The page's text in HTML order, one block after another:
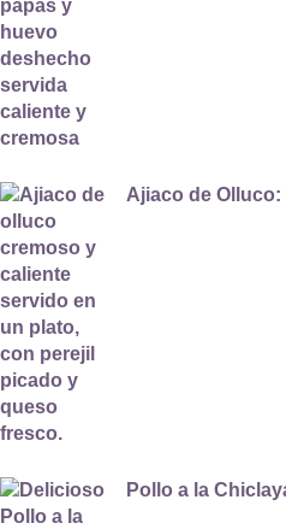
Ajiaco de
Pollo a la